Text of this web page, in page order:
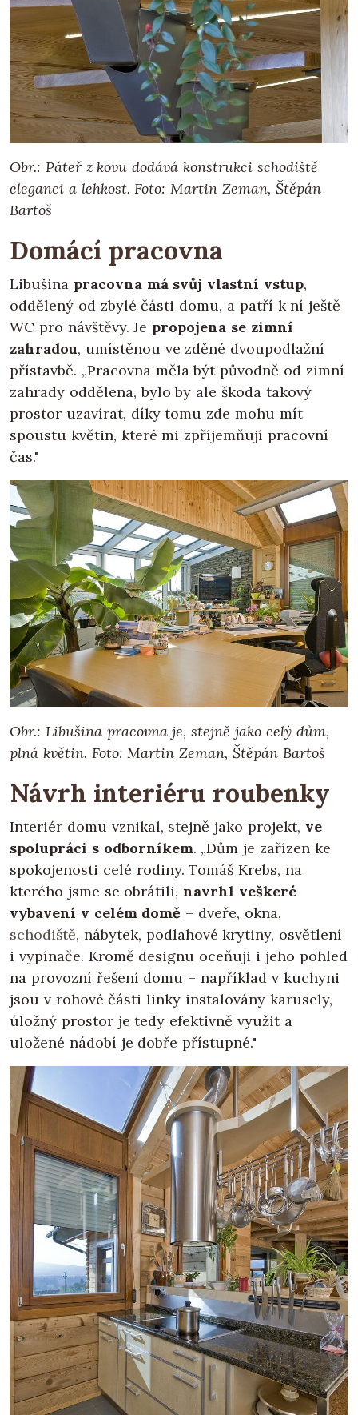
Obr.: Páteř z kovu dodává konstrukci schodiště
eleganci a lehkost. Foto: Martin Zeman, Štěpán
Bartoš
Domácí pracovna
Libušina pracovna má svůj vlastní vstup,
oddělený od zbylé části domu, a patří k ní ještě
WC pro návštěvy. Je propojena se zimní
zahradou, umístěnou ve zděné dvoupodlažní
přístavbě. „Pracovna měla být původně od zimní
zahrady oddělena, bylo by ale škoda takový
prostor uzavírat, díky tomu zde mohu mít
spoustu květin, které mi zpříjemňují pracovní
čas."
Obr.: Libušina pracovna je, stejně jako celý dům,
plná květin. Foto: Martin Zeman, Štěpán Bartoš
Návrh interiéru roubenky
Interiér domu vznikal, stejně jako projekt, ve
spolupráci s odborníkem. „Dům je zařízen ke
spokojenosti celé rodiny. Tomáš Krebs, na
kterého jsme se obrátili,navrhl veškeré
vybavení v celém domě – dveře, okna,
schodiště, nábytek, podlahové krytiny, osvětlení
i vypínače. Kromě designu oceňuji i jeho pohled
na provozní řešení domu – například v kuchyni
jsou v rohové části linky instalovány karusely,
úložný prostor je tedy efektivně využit a
uložené nádobí je dobře přístupné."